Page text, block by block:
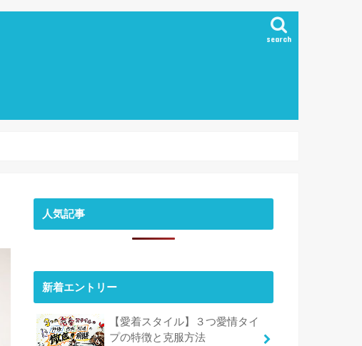
search
人気記事
新着エントリー
【愛着スタイル】３つ愛情タイ
プの特徴と克服方法